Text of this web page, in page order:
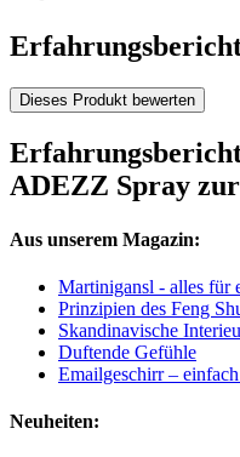
Dieses Produkt bewerten
ADEZZ Spray
Aus unserem Magazin:
Martinigansl - alles für
Prinzipien des Feng
Skandinavische
Duftende Gefühle
Emailgeschirr –
Neuheiten: